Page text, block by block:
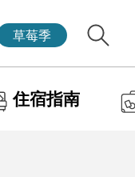
草莓季
住宿指南